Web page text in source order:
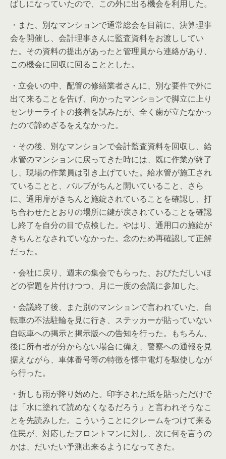
ばしになっていたので、この外に出る機会を利用した。
・また、別なマンションで通常総会を目前に、決算理事
会を開催し、会計理事さんに監査資料をお渡ししてい
た。その資料の提出があったと管理員から連絡があり、
この機会に回収に回ることとした。
・立会いの中、配管の修繕業者さんに、別な要件で外に
出て来ることを告げ、向かったマンションで脚立に上り
センサーライトの接着を試みたが、全く歯が立たなかっ
たので諦めざるをえなかった。
・その後、別なマンションで会計監査資料を回収し、給
水管のマンションに戻ってきた時には、既に作業が終了
し、現場の作業員は引き上げていた。給水管が施工され
ていることと、バルブがちんと開いていること、さら
に、通用扉がきちんと施錠されていることを確認し、打
ち合わせたとおりの場所に鍵が戻されていることを確認
し終了を自分の目で点検した。やはり、通用口の施錠が
きちんとなされていなかった。念のため再確認して正解
だった。
・会社に戻り、週末の集会でもらった、おびただしいほ
どの宿題を片付けつつ、月に一度の会議に参加した。
・会議終了後、また別のマンションで言われていた、自
転車の不法駐輪を見に行き、ステッカーが貼っていない
自転車への掲示と掲示版への告知を行った。もちろん、
後に所有者が分からない場合に備え、警察への通報を見
据えながら、車体番号等の特徴を懐中電灯を駆使しなが
ら行った。
・折しも雨が降り始めた。印字された紙を貼っただけで
は「水に塗れて読めなくなるだろう」と言われそうなこ
とを先読みした。こういうことにクレームをつけて来る
住民が、対応したフロントマンに対し、次に何を言うの
かは、だいたい予測出来るようになってきた。